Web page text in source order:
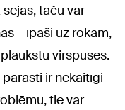
taču var
– īpaši uz rokām,
virspuses.
ir nekaitīgi
tie var